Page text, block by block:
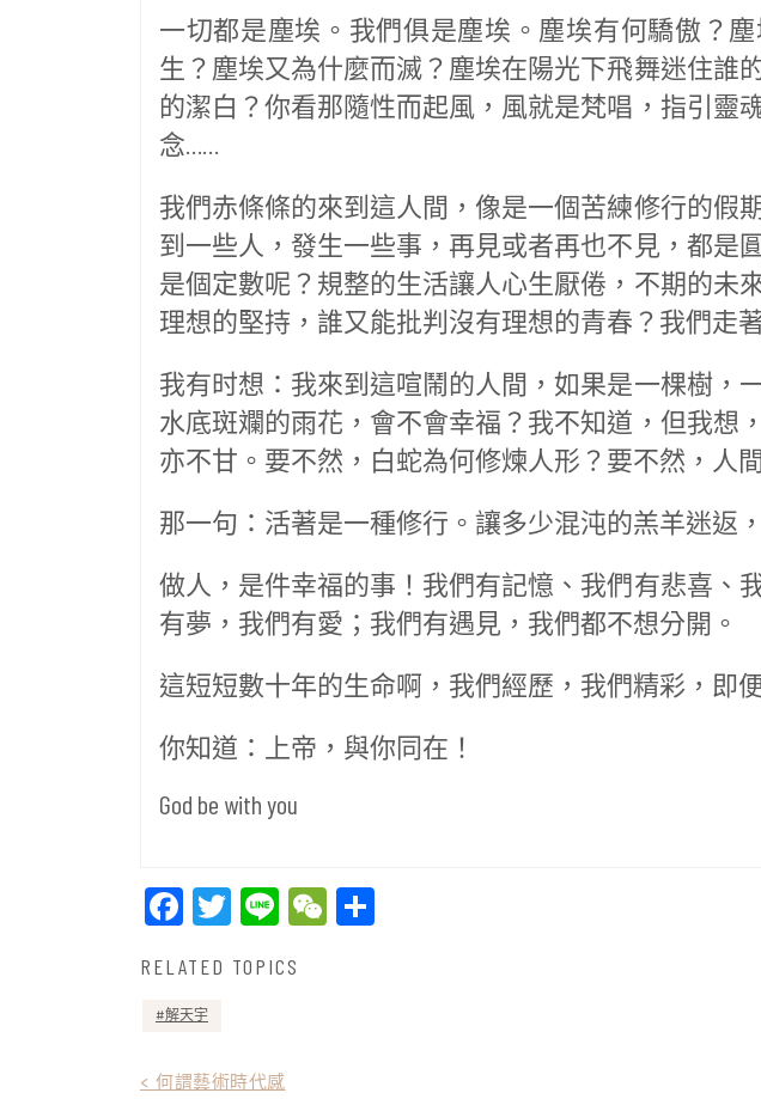
一切都是塵埃。我們俱是塵埃。塵埃有何驕傲？
生？塵埃又為什麼而滅？塵埃在陽光下飛舞迷住誰
的潔白？你看那隨性而起風，風就是梵唱，指引靈
念……
我們赤條條的來到這人間，像是一個苦練修行的假
到一些人，發生一些事，再見或者再也不見，都是
是個定數呢？規整的生活讓人心生厭倦，不期的未
理想的堅持，誰又能批判沒有理想的青春？我們走
我有时想：我來到這喧鬧的人間，如果是一棵樹，
水底斑斕的雨花，會不會幸福？我不知道，但我想
亦不甘。要不然，白蛇為何修煉人形？要不然，人
那一句：活著是一種修行。讓多少混沌的羔羊迷返
做人，是件幸福的事！我們有記憶、我們有悲喜、
有夢，我們有愛；我們有遇見，我們都不想分開。
這短短數十年的生命啊，我們經歷，我們精彩，即
你知道：上帝，與你同在！
God be with you
Facebook
Twitter
LineWeChat
RELATED TOPICS
解天宇
文
< 何謂藝術時代感